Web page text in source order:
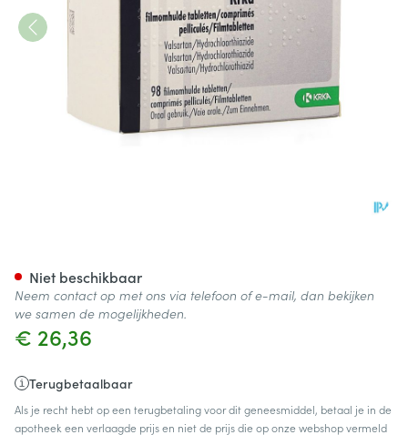
€ 26,36
Terugbetaalbaar
Als je recht hebt op een terugbetaling voor dit geneesmiddel, betaal je in de
apotheek een verlaagde prijs en niet de prijs die op onze webshop vermeld
Niet beschikbaar
Neem contact op met ons via telefoon of e-mail, dan bekijken
we samen de mogelijkheden.